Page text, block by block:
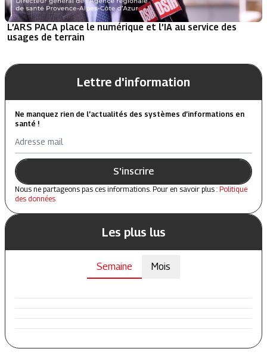
L’ARS PACA place le numérique et l’IA au service des
usages de terrain
Lettre d'information
Ne manquez rien de l’actualités des systèmes d’informations en
santé !
Adresse mail
S'inscrire
Nous ne partageons pas ces informations. Pour en savoir plus : Politique
des données
Les plus lus
Semaine Mois